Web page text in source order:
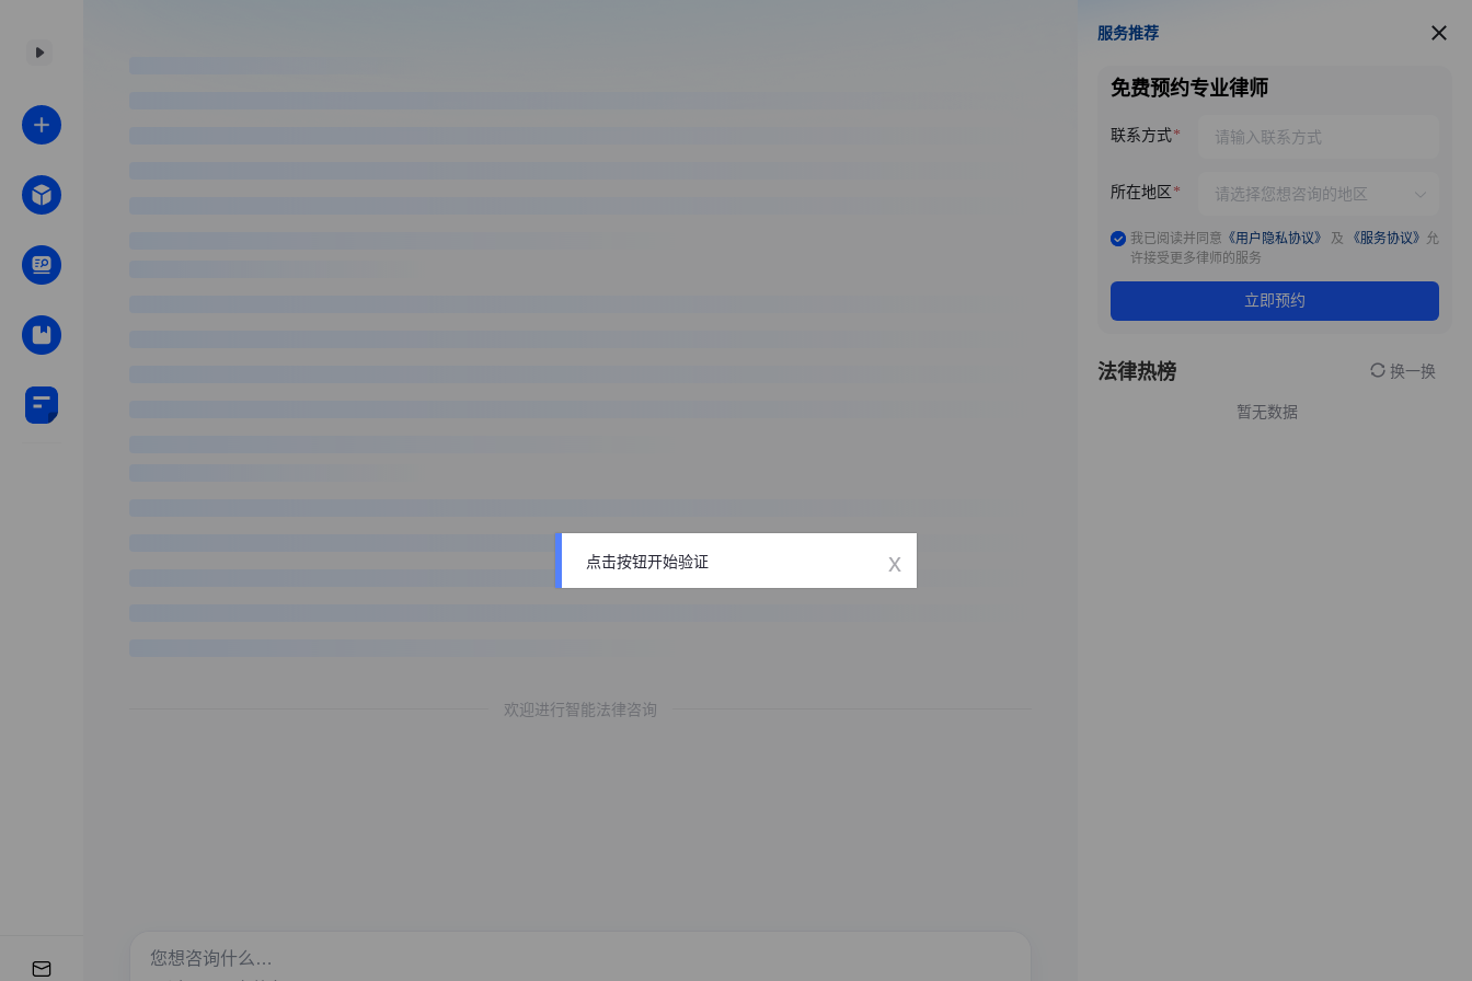
欢迎进行智能法律咨询
服务推荐
服务推荐
免费预约专业律师
联系方式
所在地区
我已阅读并同意 《用户隐私协议》 及 《服务协议》 允
许接受更多律师的服务
立即预约
法律热榜 换一换
暂无数据
点击按钮开始验证 x